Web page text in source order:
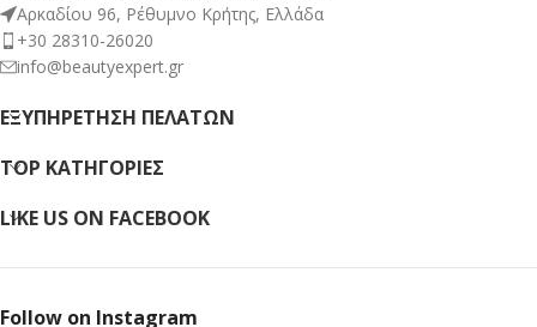
Αρκαδίου 96, Ρέθυμνο Κρήτης, Ελλάδα
+30 28310-26020
info@beautyexpert.gr
ΕΞΥΠΗΡΈΤΗΣΗ ΠΕΛΑΤΏΝ
TOP ΚΑΤΗΓΟΡΙΕΣ
LIKE US ON FACEBOOK
Follow on Instagram